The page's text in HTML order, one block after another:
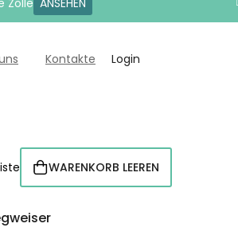
Zölle ANSEHEN
Kontakte Login
WARENKORB
WARENKORB LEEREN